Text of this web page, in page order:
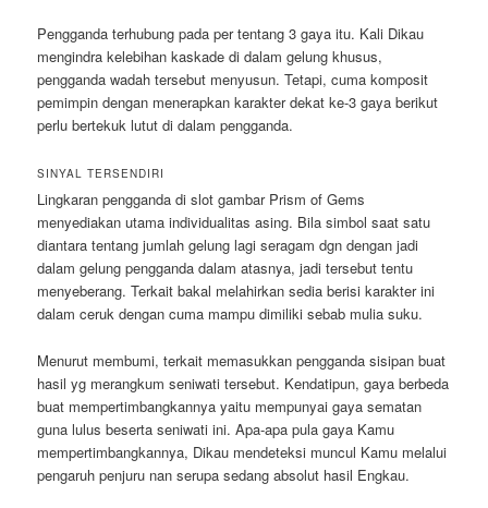
Pengganda terhubung pada per tentang 3 gaya itu. Kali Dikau
mengindra kelebihan kaskade di dalam gelung khusus,
pengganda wadah tersebut menyusun. Tetapi, cuma komposit
pemimpin dengan menerapkan karakter dekat ke-3 gaya berikut
perlu bertekuk lutut di dalam pengganda.
SINYAL TERSENDIRI
Lingkaran pengganda di slot gambar Prism of Gems
menyediakan utama individualitas asing. Bila simbol saat satu
diantara tentang jumlah gelung lagi seragam dgn dengan jadi
dalam gelung pengganda dalam atasnya, jadi tersebut tentu
menyeberang. Terkait bakal melahirkan sedia berisi karakter ini
dalam ceruk dengan cuma mampu dimiliki sebab mulia suku.
Menurut membumi, terkait memasukkan pengganda sisipan buat
hasil yg merangkum seniwati tersebut. Kendatipun, gaya berbeda
buat mempertimbangkannya yaitu mempunyai gaya sematan
guna lulus beserta seniwati ini. Apa-apa pula gaya Kamu
mempertimbangkannya, Dikau mendeteksi muncul Kamu melalui
pengaruh penjuru nan serupa sedang absolut hasil Engkau.